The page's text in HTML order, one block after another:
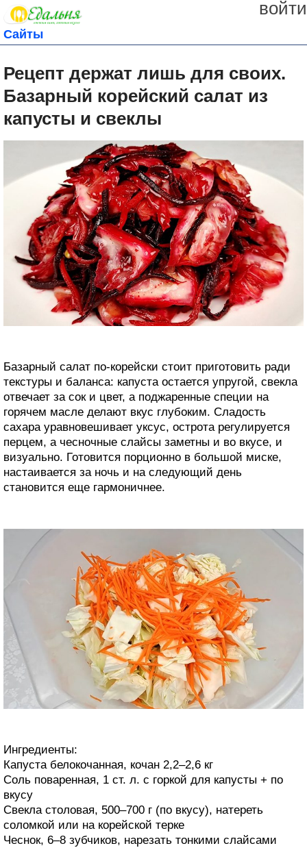
войти
Сайты
Рецепт держат лишь для своих.
Базарный корейский салат из
капусты и свеклы
Базарный салат по-корейски стоит приготовить ради
текстуры и баланса: капуста остается упругой, свекла
отвечает за сок и цвет, а поджаренные специи на
горячем масле делают вкус глубоким. Сладость
сахара уравновешивает уксус, острота регулируется
перцем, а чесночные слайсы заметны и во вкусе, и
визуально. Готовится порционно в большой миске,
настаивается за ночь и на следующий день
становится еще гармоничнее.
Ингредиенты:
Капуста белокочанная, кочан 2,2–2,6 кг
Соль поваренная, 1 ст. л. с горкой для капусты + по
вкусу
Свекла столовая, 500–700 г (по вкусу), натереть
соломкой или на корейской терке
Чеснок, 6–8 зубчиков, нарезать тонкими слайсами